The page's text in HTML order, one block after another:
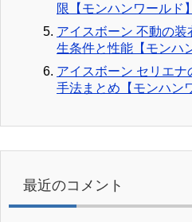
限【モンハンワールド】
アイスボーン 不動の
生条件と性能【モンハ
アイスボーン セリエナ
手法まとめ【モンハン
最近のコメント